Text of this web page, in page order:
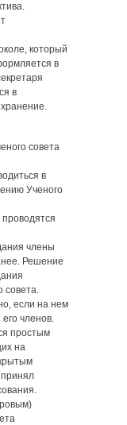
который
в
в
совета
в
Ученого
члены
Решение
совета.
если на нем
членов.
простым
на